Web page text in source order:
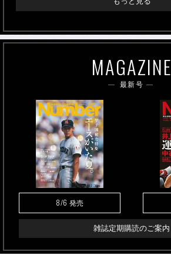
MAGAZINE
最新号
8/6 発売
雑誌定期購読のご案内